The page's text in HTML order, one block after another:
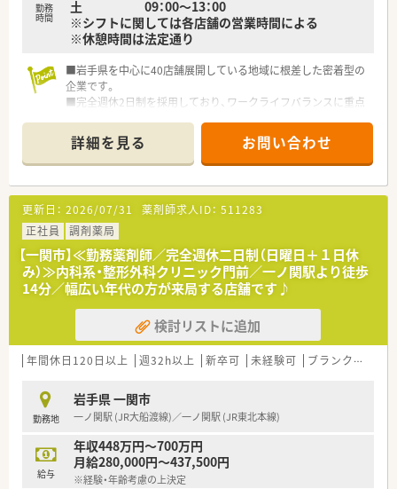
勤務
時間
土 09：00～13：00
※シフトに関しては各店舗の営業時間による
※休憩時間は法定通り
■岩手県を中心に40店舗展開している地域に根差した密着型の
企業です。
■完全週休2日制を採用しており、ワークライフバランスに重点
■新卒採用も積極的に行っており、若手も活躍できる環境は整っ
ております。
■教育制度は集合研修やEラーニングを活用しております。
詳細を見る お問い合わせ
更新日： 2026/07/31 薬剤師求人ID： 511283
正社員
調剤薬局
【一関市】≪勤務薬剤師／完全週休二日制（日曜日＋１日休
み）≫内科系・整形外科クリニック門前／一ノ関駅より徒歩
14分／幅広い年代の方が来局する店舗です♪
検討リストに追加
年間休日120日以上 週32h以上 新卒可 未経験可 ブランク可
勤務地
岩手県 一関市
一ノ関駅 (JR大船渡線)／一ノ関駅 (JR東北本線)
給与
年収448万円～700万円
月給280,000円～437,500円
※経験・年齢考慮の上決定